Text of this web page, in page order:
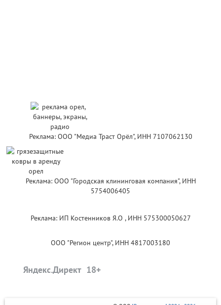
Реклама: ООО "Медиа Траст Орёл", ИНН 7107062130
Реклама: ООО "Городская клининговая компания", ИНН
5754006405
Реклама: ИП Костенников Я.О , ИНН 575300050627
ООО "Регион центр", ИНН 4817003180
Яндекс.Директ